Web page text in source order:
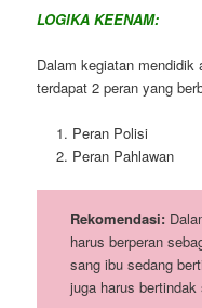
LOGIKA KEENAM:
Dalam kegiatan
terdapat 2 peran yang
Peran Polisi
Peran Pahlawan
Rekomendasi:
harus berperan
sang ibu sedang
juga harus